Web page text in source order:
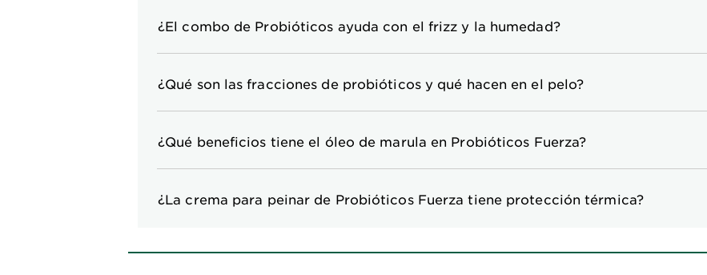
¿El combo de Probióticos ayuda con el frizz y la humedad?
¿Qué son las fracciones de probióticos y qué hacen en el pelo?
¿Qué beneficios tiene el óleo de marula en Probióticos Fuerza?
¿La crema para peinar de Probióticos Fuerza tiene protección térmica?